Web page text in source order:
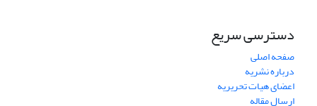
دسترسی سریع
صفحه اصلی
درباره نشریه
اعضای هیات تحریریه
ارسال مقاله